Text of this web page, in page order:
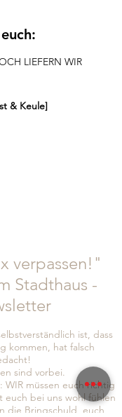
LIEFERN WIR
& Keule]
verpassen!"
Stadthaus -
ist, dass
kommen, hat falsch
sind vorbei.
WIR müssen euch richtig
euch bei uns wohl fühlen
die Bringschuld, euch